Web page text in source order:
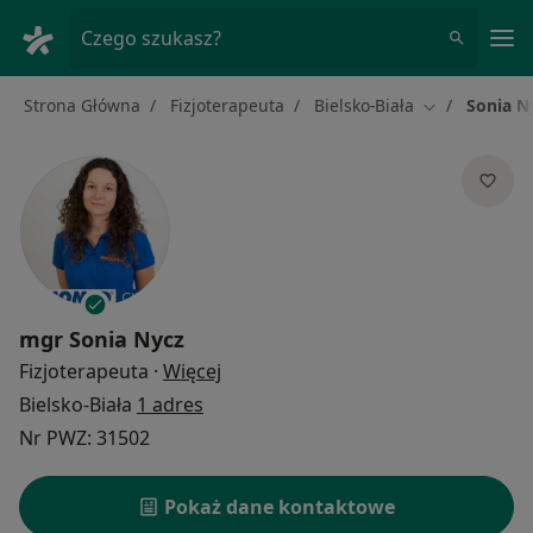
Czego szukasz?
Strona Główna Fizjoterapeuta Bielsko-Biała Zmień miasto
Sonia
mgr Sonia Nycz
Fizjoterapeuta · Więcej
Bielsko-Biała 1 adres
Nr PWZ: 31502
Pokaż dane kontaktowe